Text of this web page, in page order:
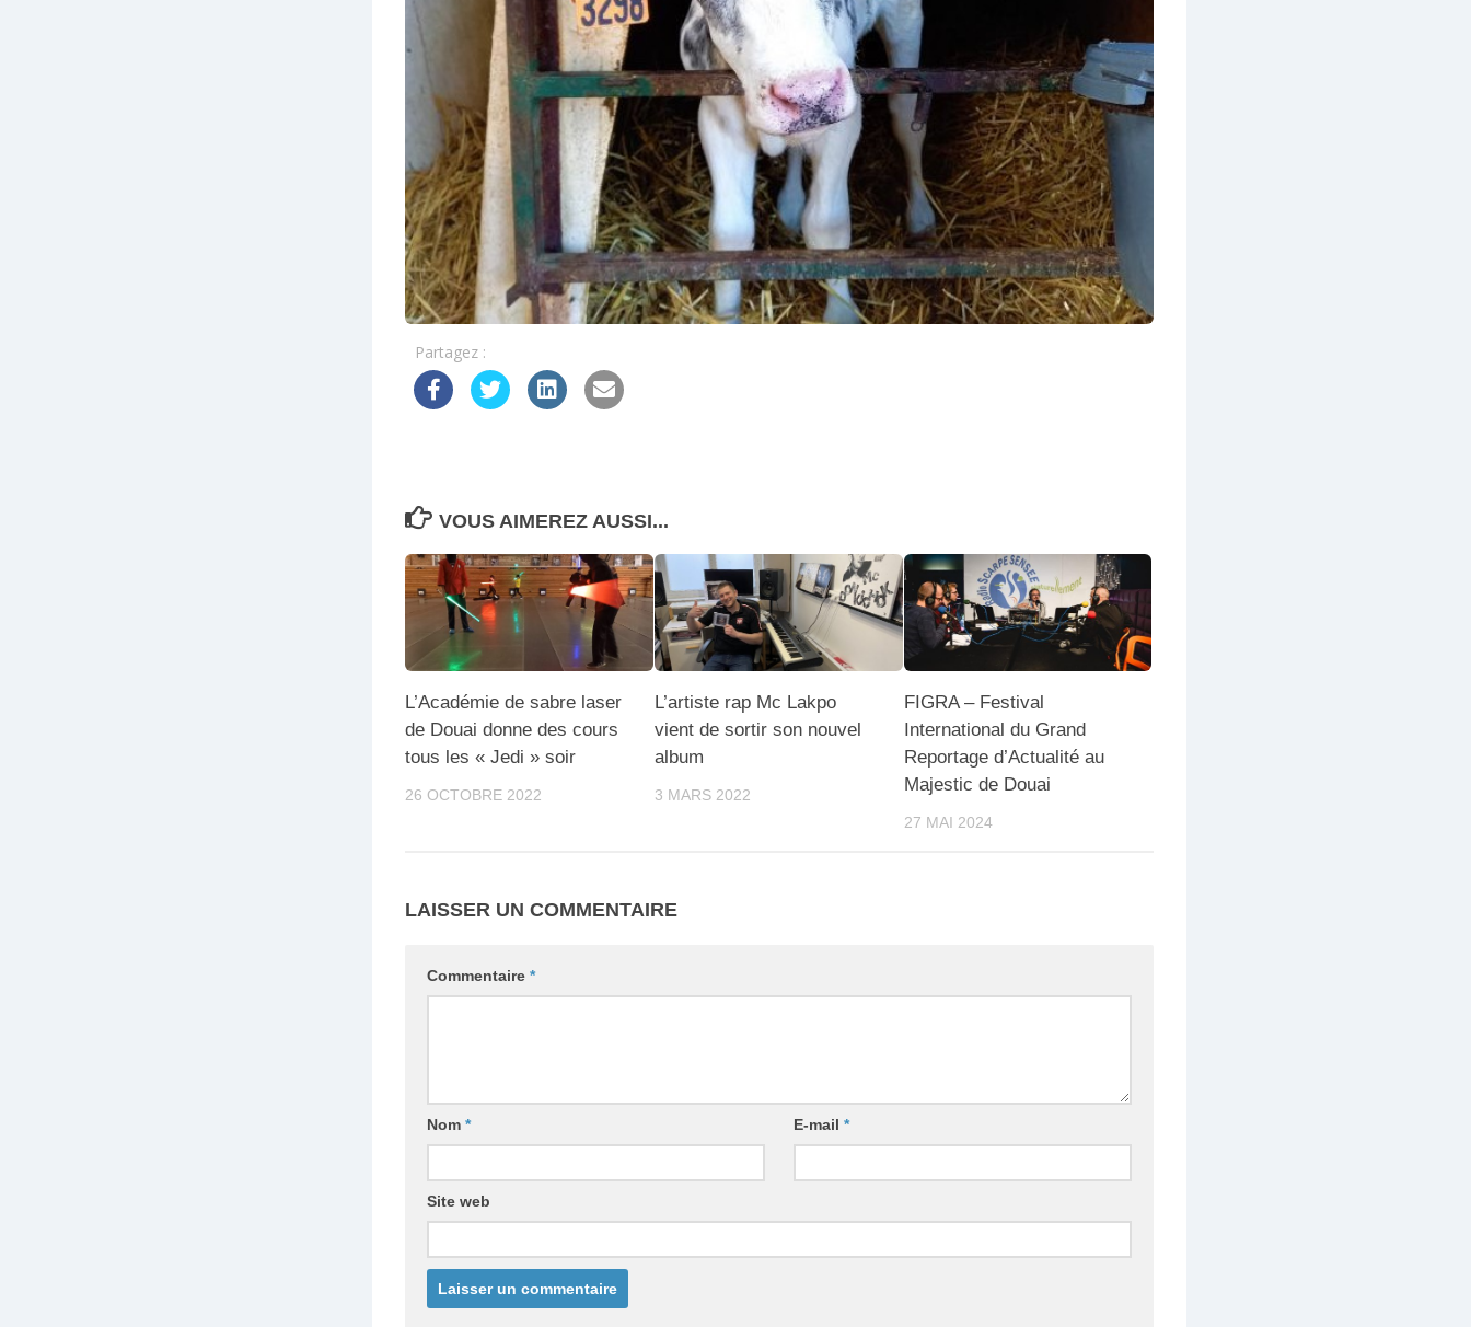
Partagez :
VOUS AIMEREZ AUSSI...
L’Académie de sabre laser
de Douai donne des cours
tous les « Jedi » soir
26 OCTOBRE 2022
L’artiste rap Mc Lakpo
vient de sortir son nouvel
album
3 MARS 2022
FIGRA – Festival
International du Grand
Reportage d’Actualité au
Majestic de Douai
27 MAI 2024
LAISSER UN COMMENTAIRE
Commentaire *
Nom * E-mail *
Site web